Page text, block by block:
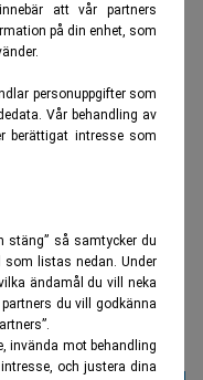
att vår partners
på din enhet, som
personuppgifter som
Vår behandling av
berättigat intresse som
stäng” så samtycker du
listas nedan. Under
ändamål du vill neka
du vill godkänna
invända mot behandling
och justera dina
brister på